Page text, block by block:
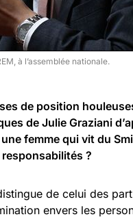
à l’assemblée nationale.
de position
de Julie Graziani
femme qui vit du
?
de celui des
envers les